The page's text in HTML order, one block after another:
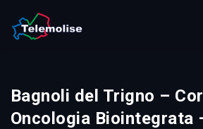
Bagnoli del Trigno –
Oncologia Biointegrata